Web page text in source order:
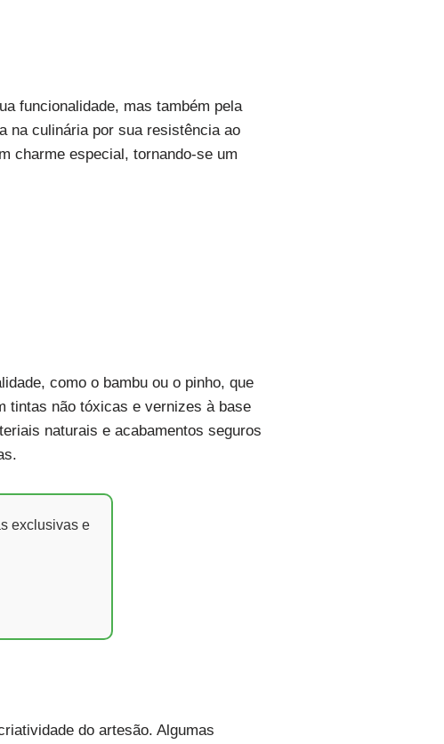
funcionalidade, mas também pela
na culinária por sua resistência ao
charme especial, tornando-se um
como o bambu ou o pinho, que
tintas não tóxicas e vernizes à base
naturais e acabamentos seguros
exclusivas e
do artesão. Algumas